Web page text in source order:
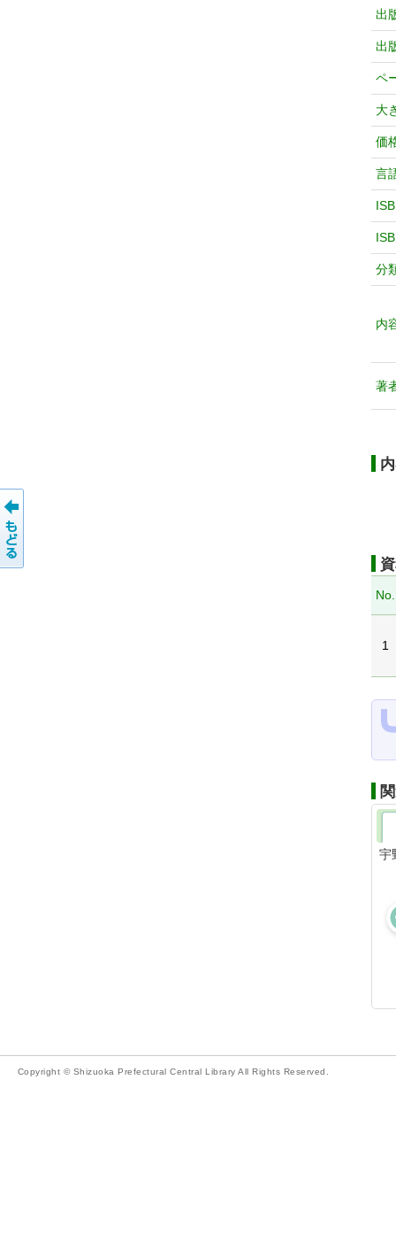
出
出
ペ
大
価
言
分
内
著
No.
1
宇
Copyright © Shizuoka Prefectural Central Library All Rights Reserved.